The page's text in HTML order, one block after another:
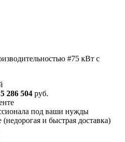
#75 кВт с
5 286 504 руб.
под ваши нужды
(недорогая и быстрая доставка)